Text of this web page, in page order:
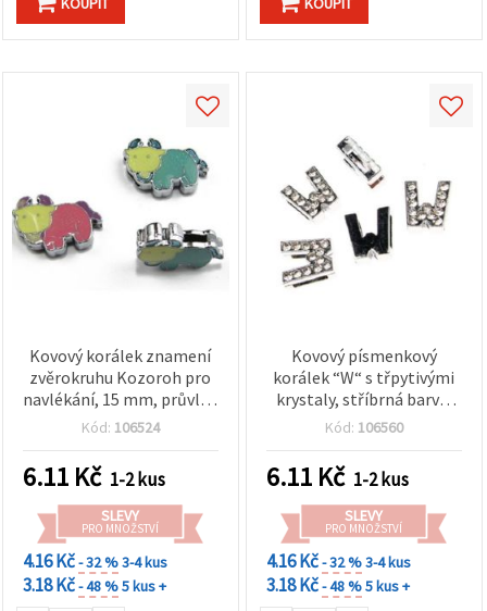
Kovový korálek znamení
zvěrokruhu Kozoroh pro
navlékání, 15 mm, průvlek
8 mm
Kód: 106524
6.11 Kč 1-2 kus
SLEVY
PRO MNOŽSTVÍ
4.16 Kč- 32 %3-4 kus
3.18 Kč- 48 %5 kus +
Kovový písmenkový
korálek “W“ s třpytivými
krystaly, stříbrná barva,
průvlek 8 mm
Kód: 106560
6.11 Kč 1-2 kus
SLEVY
PRO MNOŽSTVÍ
4.16 Kč- 32 %3-4 kus
3.18 Kč- 48 %5 kus +